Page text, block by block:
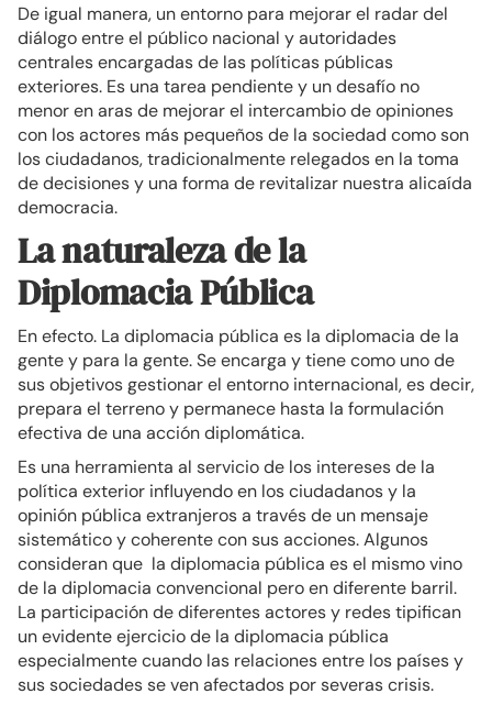
De igual manera, un entorno para mejorar el radar del
diálogo entre el público nacional y autoridades
centrales encargadas de las políticas públicas
exteriores. Es una tarea pendiente y un desafío no
menor en aras de mejorar el intercambio de opiniones
con los actores más pequeños de la sociedad como son
los ciudadanos, tradicionalmente relegados en la toma
de decisiones y una forma de revitalizar nuestra alicaída
democracia.
La naturaleza de la
Diplomacia Pública
En efecto. La diplomacia pública es la diplomacia de la
gente y para la gente. Se encarga y tiene como uno de
sus objetivos gestionar el entorno internacional, es decir,
prepara el terreno y permanece hasta la formulación
efectiva de una acción diplomática.
Es una herramienta al servicio de los intereses de la
política exterior influyendo en los ciudadanos y la
opinión pública extranjeros a través de un mensaje
sistemático y coherente con sus acciones. Algunos
consideran que la diplomacia pública es el mismo vino
de la diplomacia convencional pero en diferente barril.
La participación de diferentes actores y redes tipifican
un evidente ejercicio de la diplomacia pública
especialmente cuando las relaciones entre los países y
sus sociedades se ven afectados por severas crisis.